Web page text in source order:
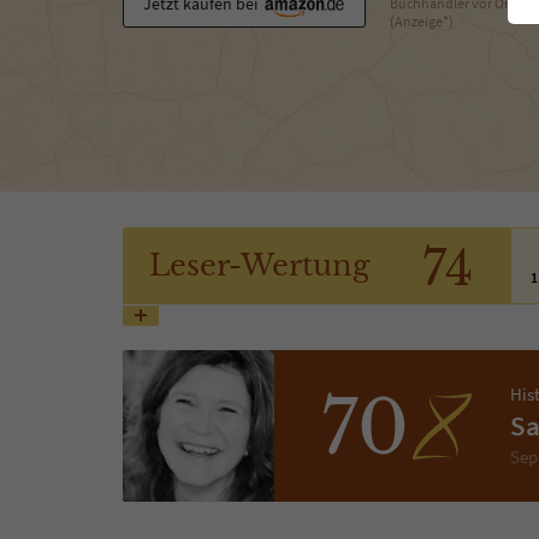
(Anzeige*)
Leser-Wertung 74
1
70